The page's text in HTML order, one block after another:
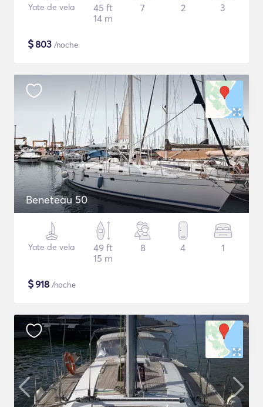
Yate de vela
45 ft
14 m
7 2 3
$803 /noche
Beneteau 50
Yate de vela
49 ft
15 m
8 4 1
$918 /noche